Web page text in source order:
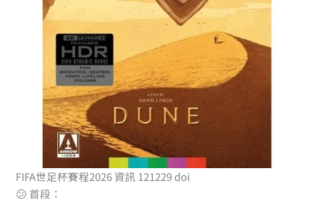
FIFA世足杯賽程2026 資訊 121229 doi
😕 首段：